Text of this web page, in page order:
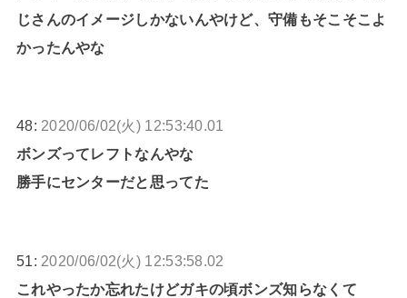
じさんのイメージしかないんやけど、守備もそこそこよ
かったんやな
48: 2020/06/02(火) 12:53:40.01
ボンズってレフトなんやな
勝手にセンターだと思ってた
51: 2020/06/02(火) 12:53:58.02
これやったか忘れたけどガキの頃ボンズ知らなくて